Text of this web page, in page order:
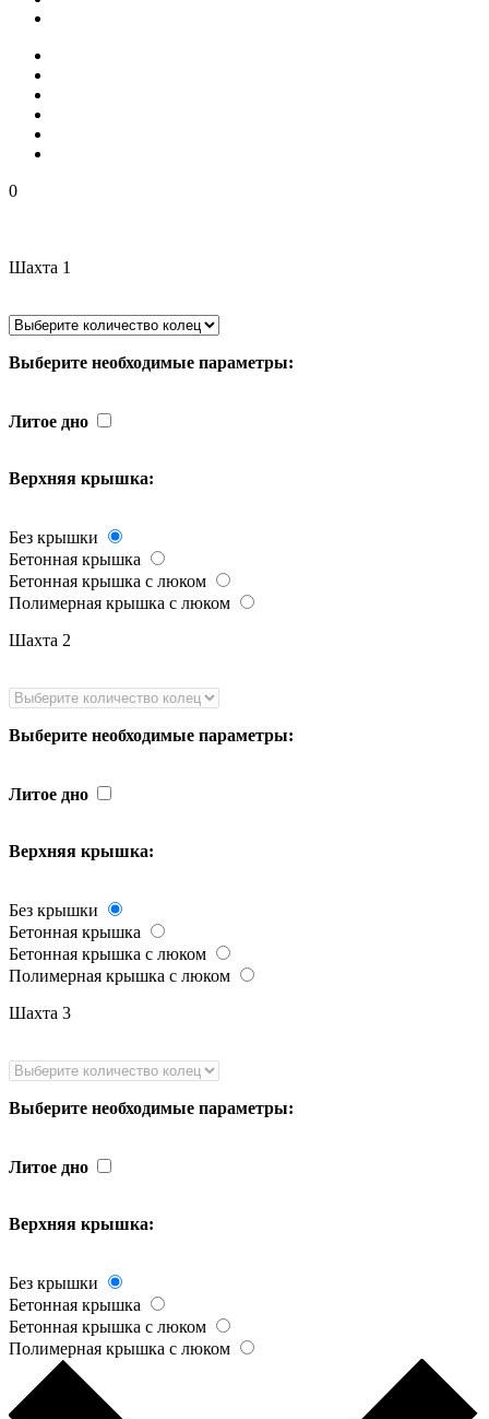
0
Шахта 1
Выберите необходимые параметры:
Литое дно
Верхняя крышка:
Без крышки
Бетонная крышка
Бетонная крышка с люком
Полимерная крышка с люком
Шахта 2
Выберите необходимые параметры:
Литое дно
Верхняя крышка:
Без крышки
Бетонная крышка
Бетонная крышка с люком
Полимерная крышка с люком
Шахта 3
Выберите необходимые параметры:
Литое дно
Верхняя крышка:
Без крышки
Бетонная крышка
Бетонная крышка с люком
Полимерная крышка с люком